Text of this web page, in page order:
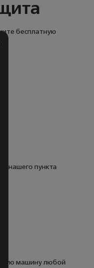
бесплатную
нашего пункта
машину любой